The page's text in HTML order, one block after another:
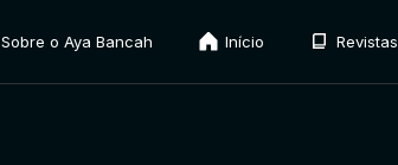
Sobre o Aya Bancah Início Revistas